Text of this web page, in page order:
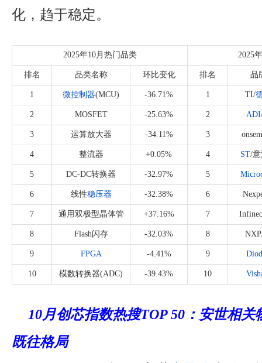
化，趋于稳定。
2025年10月热门品类 2025
排名 品类名称 环比变化 排名 品
1 微控制器(MCU) -36.71% 1 TI/
2 MOSFET -25.63% 2 ADI
3 运算放大器 -34.11% 3
4 整流器 +0.05% 4 ST/意
5 DC-DC转换器 -32.97% 5
6 线性稳压器 -32.38% 6
7 通用双极型晶体管 +37.16% 7
8 Flash闪存 -32.03% 8
9 FPGA -4.41% 9
10 模数转换器(ADC) -39.43% 10
10月创芯指数热搜TOP 50：安世相关
既往格局